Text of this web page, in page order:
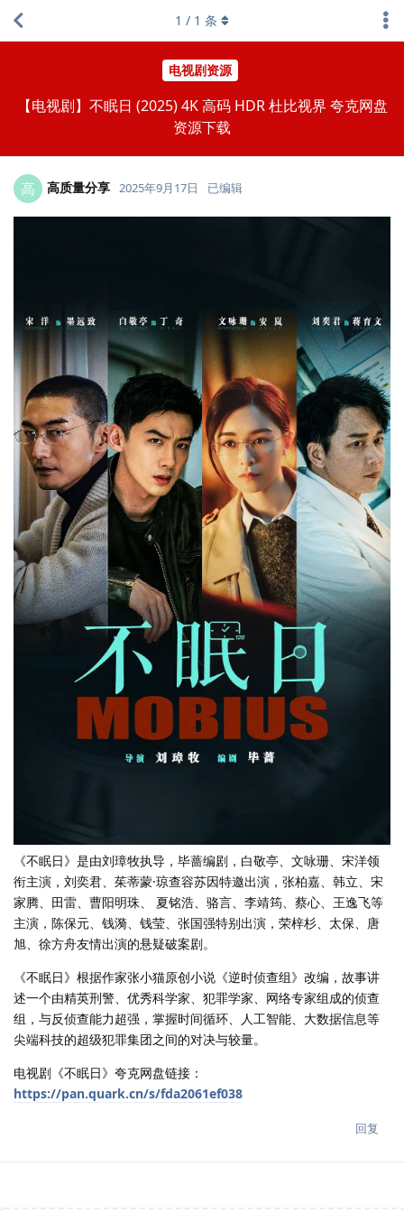
电视剧资源
【电视剧】不眠日 (2025) 4K 高码 HDR 杜比视界 夸克网盘
资源下载
1 / 1 条
高 高质量分享 2025年9月17日 已编辑
《不眠日》是由刘璋牧执导，毕蔷编剧，白敬亭、文咏珊、宋洋领
衔主演，刘奕君、茱蒂蒙·琼查容苏因特邀出演，张柏嘉、韩立、宋
家腾、田雷、曹阳明珠、 夏铭浩、骆言、李靖筠、蔡心、王逸飞等
主演，陈保元、钱漪、钱莹、张国强特别出演，荣梓杉、太保、唐
旭、徐方舟友情出演的悬疑破案剧。
《不眠日》根据作家张小猫原创小说《逆时侦查组》改编，故事讲
述一个由精英刑警、优秀科学家、犯罪学家、网络专家组成的侦查
组，与反侦查能力超强，掌握时间循环、人工智能、大数据信息等
尖端科技的超级犯罪集团之间的对决与较量。
电视剧《不眠日》夸克网盘链接：
https://pan.quark.cn/s/fda2061ef038
回复